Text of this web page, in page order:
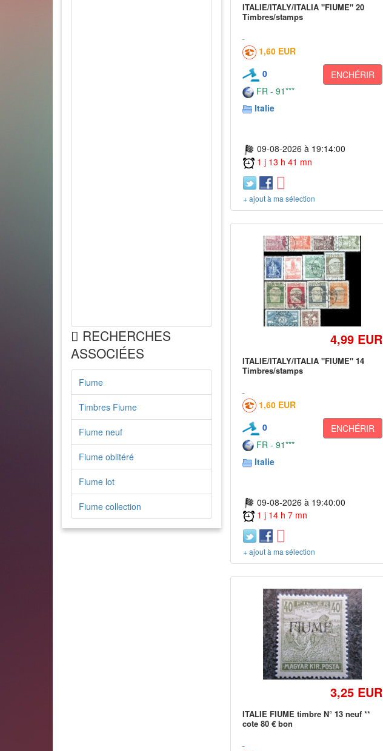
RECHERCHES
ASSOCIÉES
Fiume
Timbres Fiume
Fiume neuf
Fiume oblitéré
Fiume lot
Fiume collection
ITALIE/ITALY/ITALIA "FIUME" 20
Timbres/stamps
1,60 EUR
0
ENCHÉRIR
FR - 91***
Italie
09-08-2026 à 19:14:00
1 j 13 h 41 mn
+ ajout à ma sélection
4,99 EUR
ITALIE/ITALY/ITALIA "FIUME" 14
Timbres/stamps
1,60 EUR
0
ENCHÉRIR
FR - 91***
Italie
09-08-2026 à 19:40:00
1 j 14 h 7 mn
+ ajout à ma sélection
3,25 EUR
ITALIE FIUME timbre N° 13 neuf **
cote 80 € bon